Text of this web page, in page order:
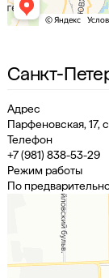
Санкт-
Адрес
Парфеновская, 17,
Телефон
+7 (981) 838-53-29
Режим работы
По